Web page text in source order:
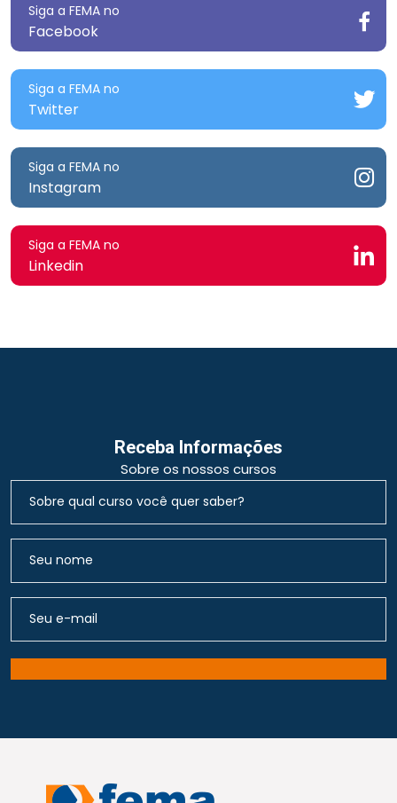
Siga a FEMA no
Facebook
Siga a FEMA no
Twitter
Siga a FEMA no
Instagram
Siga a FEMA no
Linkedin
Receba Informações
Sobre os nossos cursos